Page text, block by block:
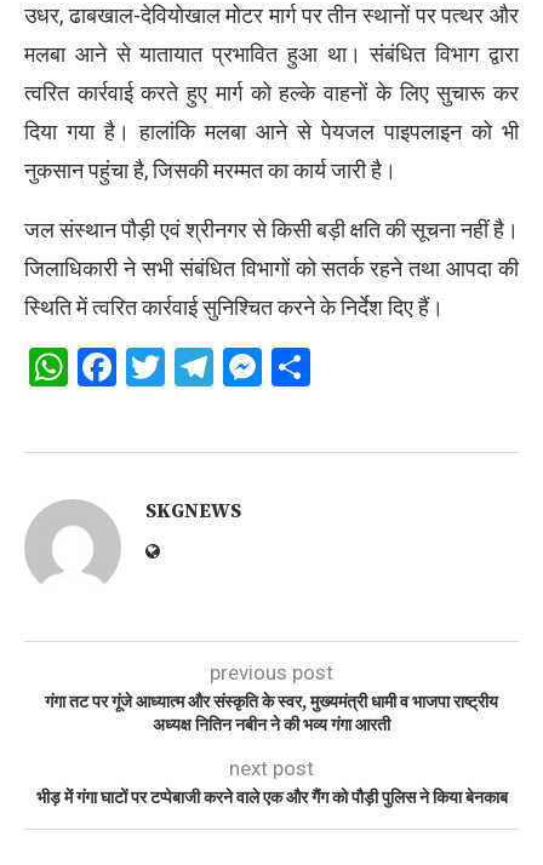
उधर, ढाबखाल-देवियोखाल मोटर मार्ग पर तीन स्थानों पर पत्थर और
मलबा आने से यातायात प्रभावित हुआ था। संबंधित विभाग द्वारा
त्वरित कार्रवाई करते हुए मार्ग को हल्के वाहनों के लिए सुचारू कर
दिया गया है। हालांकि मलबा आने से पेयजल पाइपलाइन को भी
नुकसान पहुंचा है, जिसकी मरम्मत का कार्य जारी है।
जल संस्थान पौड़ी एवं श्रीनगर से किसी बड़ी क्षति की सूचना नहीं है।
जिलाधिकारी ने सभी संबंधित विभागों को सतर्क रहने तथा आपदा की
स्थिति में त्वरित कार्रवाई सुनिश्चित करने के निर्देश दिए हैं।
WhatsApp
Facebook
Twitter
Telegram
Messenger
SKGNEWS
previous post
गंगा तट पर गूंजे आध्यात्म और संस्कृति के स्वर, मुख्यमंत्री धामी व भाजपा राष्ट्रीय
अध्यक्ष नितिन नबीन ने की भव्य गंगा आरती
next post
भीड़ में गंगा घाटों पर टप्पेबाजी करने वाले एक और गैंग को पौड़ी पुलिस ने किया बेनकाब